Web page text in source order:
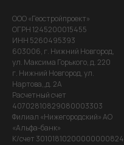
ООО «Геостройпроект»
ОГРН 1245200015455
ИНН 5260495393
603006, г. Нижний Новгород,
ул. Максима Горького, д. 220
г. Нижний Новгород, ул.
Нартова,,д. 2А
Расчетный счет
40702810829080003303
Филиал «Нижегородский» АО
«Альфа-банк»
К/счет 30101810200000000824